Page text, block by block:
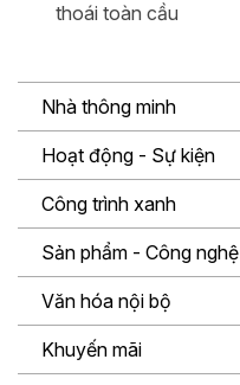
thoái toàn cầu
Nhà thông minh
Hoạt động - Sự kiện
Công trình xanh
Sản phẩm - Công nghệ
Văn hóa nội bộ
Khuyến mãi